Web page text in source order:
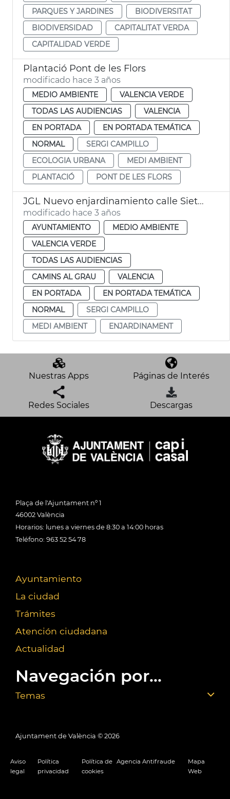
PARQUES Y JARDINES
BIODIVERSITAT
BIODIVERSIDAD
CAPITALITAT VERDA
CAPITALIDAD VERDE
Plantació Pont de les Flors
modificado hace 3 años
MEDIO AMBIENTE
VALENCIA VERDE
TODAS LAS AUDIENCIAS
VALENCIA
EN PORTADA
EN PORTADA TEMÁTICA
NORMAL
SERGI CAMPILLO
ECOLOGIA URBANA
MEDI AMBIENT
PLANTACIÓ
PONT DE LES FLORS
JGL Nuevo enjardinamiento calle Siete Aguas
modificado hace 3 años
AYUNTAMIENTO
MEDIO AMBIENTE
VALENCIA VERDE
TODAS LAS AUDIENCIAS
CAMINS AL GRAU
VALENCIA
EN PORTADA
EN PORTADA TEMÁTICA
NORMAL
SERGI CAMPILLO
MEDI AMBIENT
ENJARDINAMENT
Nuestras Apps Páginas de Interés
Redes Sociales Descargas
Plaça de l'Ajuntament nº 1
46002 València
Horarios: lunes a viernes de 8:30 a 14:00 horas
Teléfono: 963 52 54 78
Ayuntamiento
La ciudad
Trámites
Atención ciudadana
Actualidad
Navegación por...
Temas
Ajuntament de València © 2026
Aviso
legal
Política
privacidad
Política de
cookies
Agencia Antifraude
Mapa
Web